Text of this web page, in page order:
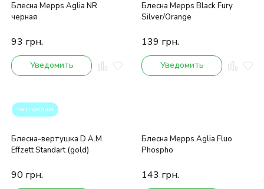
Блесна Mepps Aglia NR
черная
93 грн.
Уведомить
Блесна Mepps Black Fury
Silver/Orange
139 грн.
Уведомить
топ продаж
Блесна-вертушка D.A.M.
Effzett Standart (gold)
90 грн.
Блесна Mepps Aglia Fluo
Phospho
143 грн.